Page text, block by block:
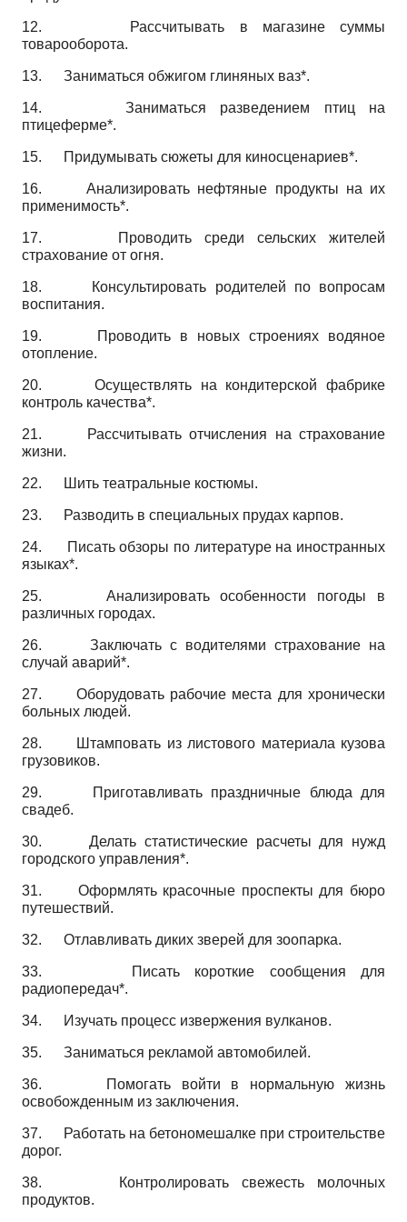
12. Рассчитывать в магазине суммы
товарооборота.
13. Заниматься обжигом глиняных ваз*.
14. Заниматься разведением птиц на
птицеферме*.
15. Придумывать сюжеты для киносценариев*.
16.Анализировать нефтяные продукты на их
применимость*.
17.
Проводить среди сельских жителей
страхование от огня.
18. Консультировать родителей по вопросам
воспитания.
19.
Проводить в новых строениях водяное
отопление.
20. Осуществлять на кондитерской фабрике
контроль качества*.
21.
Рассчитывать отчисления на страхование
жизни.
22. Шить театральные костюмы.
23. Разводить в специальных прудах карпов.
24.
Писать обзоры по литературе на иностранных
языках*.
25. Анализировать особенности погоды в
различных городах.
26.Заключать с водителями страхование на
случай аварий*.
27. Оборудовать рабочие места для хронически
больных людей.
28.
Штамповать из листового материала кузова
грузовиков.
29.
Приготавливать праздничные блюда для
свадеб.
30.Делать статистические расчеты для нужд
городского управления*.
31. Оформлять красочные проспекты для бюро
путешествий.
32. Отлавливать диких зверей для зоопарка.
33.
Писать короткие сообщения для
радиопередач*.
34. Изучать процесс извержения вулканов.
35. Заниматься рекламой автомобилей.
36.
Помогать войти в нормальную жизнь
освобожденным из заключения.
37.
Работать на бетономешалке при строительстве
дорог.
38.
Контролировать свежесть молочных
продуктов.